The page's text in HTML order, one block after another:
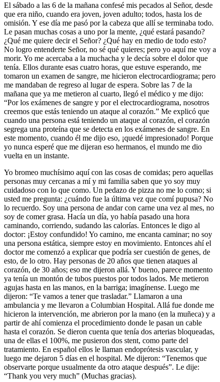
El sábado a las 6 de la mañana confesé mis pecados al Señor, desde
que era niño, cuando era joven, joven adulto; todos, hasta los de
omisión. Y ese día me pasó por la cabeza que allí se terminaba todo.
Le pasan muchas cosas a uno por la mente, ¿qué estará pasando?
¿Qué me quiere decir el Señor? ¿Qué hay en medio de todo esto?
No logro entenderte Señor, no sé qué quieres; pero yo aquí me voy a
morir. Yo me acercaba a la muchacha y le decía sobre el dolor que
tenía. Ellos durante esas cuatro horas, que estuve esperando, me
tomaron un examen de sangre, me hicieron electrocardiograma; pero
me mandaban de regreso al lugar de espera. Sobre las 7 de la
mañana que ya me metieron al cuarto, llegó el médico y me dijo:
“Por los exámenes de sangre y por el electrocardiograma, nosotros
creemos que estás teniendo un ataque al corazón.” Me explicó que
cuando una persona está teniendo un ataque al corazón, el corazón
segrega una proteína que se detecta en los exámenes de sangre. En
este momento, cuando él me dijo eso, ¡quedé impresionado! Porque
yo nunca esperé que me dijeran eso hermanos, el mundo me dio
vuelta en un instante.
Yo bromeo muchísimo aquí con las cosas de comidas; pero aquellas
personas muy cercanas a mí y mi familia saben que yo soy muy
cuidadoso con lo que como. Un pedazo de pizza no me lo como; si
usted me pregunta: ¿cuándo fue la última vez que comí pupusa? No
lo recuerdo. Soy una persona de andar con carne una vez al mes, no
soy de comer grasa. Hacía un día, yo había pasado una hora
caminando, corriendo, sudando las calorías. Entonces le digo al
doctor: ¡Estoy confundido! Yo camino, me encanta caminar; no soy
una persona estática, siempre estoy en movimiento. Entonces ahí el
doctor me comenzó a explicar que podría ser cuestión de genes, de
esto, de lo otro. Hay personas de 20 años que tienen ataques al
corazón, de 30 años; eso me dijeron allá. Y bueno, parece momento
ya tenía un montón de tubos puestos por todos lados. Me metieron
agujas hasta en las manos, en la barriga; imagínense. Luego me
dijeron: “Te vamos a tener que trasladar.” Llamaron a una
ambulancia y me llevaron a Columbian Hospital. Allá fue donde me
hicieron la intervención, me abrieron por la mano (en la muñeca) y a
partir de ahí comienza el procedimiento donde le pasan un cable
hasta el corazón. Se dieron cuenta que tenía dos arterias bloqueadas,
una de ellas el 100%, me pusieron dos stent, como parte del
tratamiento. En español ellos le llaman endoprótesis vascular, y
luego me dejaron 5 días en el hospital. Me dijeron: “Tenemos que
observarte porque usualmente da otro ataque después”. Le dije:
“Thank you very much” (Muchas gracias).